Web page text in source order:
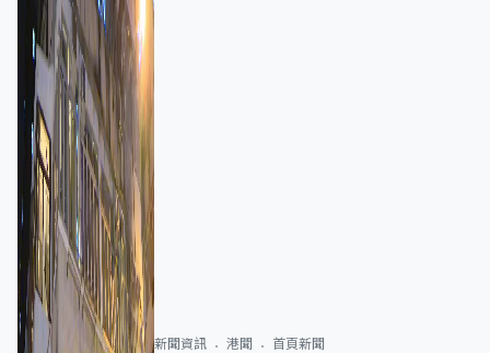
新聞資訊 港聞 首頁新聞